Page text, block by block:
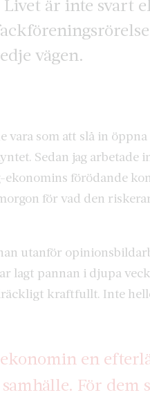
är inte svart
vägen.
vara som att slå in
Sedan jag arbetade
förödande
för vad den
utanför
lagt pannan i djupa
kraftfullt. Inte
en
För dem